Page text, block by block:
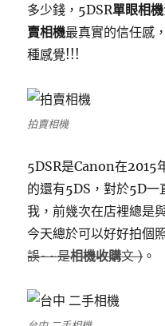
多少錢，5DSR單眼相機
賣相機最真實的信任感
種感覺!!!
拍賣相機
5DSR是Canon在2015
的還有5DS，對於5D一
我，前幾次在店裡總是
今天總於可以好好拍個
誤~~是相機收購文 )。